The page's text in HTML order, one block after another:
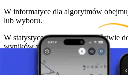
W informatyce dla algorytmów
lub wyboru.
W statystyce i prawdopodobieństwie
wyników zdarzeń.
Podsumowanie